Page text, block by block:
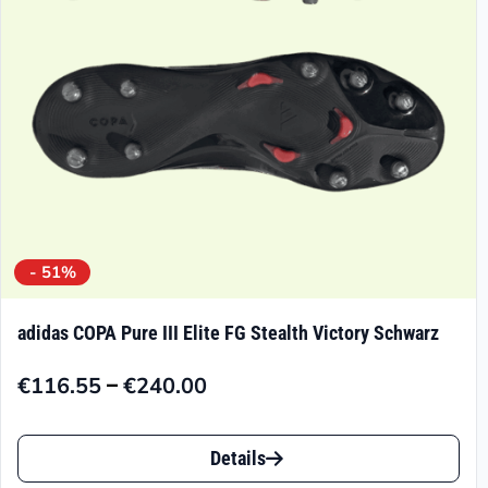
Produktseite
gewählt
werden
- 51%
adidas COPA Pure III Elite FG Stealth Victory Schwarz
€116.55–€240.00
Preisspanne:
Dieses
Produkt
Details